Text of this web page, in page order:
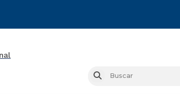
Buscar